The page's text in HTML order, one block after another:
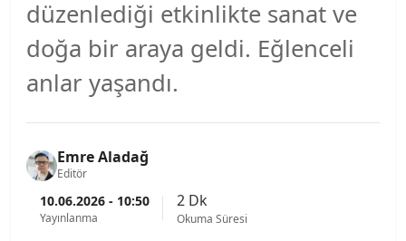
düzenlediği etkinlikte sanat ve
doğa bir araya geldi. Eğlenceli
anlar yaşandı.
Emre Aladağ
Editör
10.06.2026 - 10:50
Yayınlanma
2 Dk
Okuma Süresi